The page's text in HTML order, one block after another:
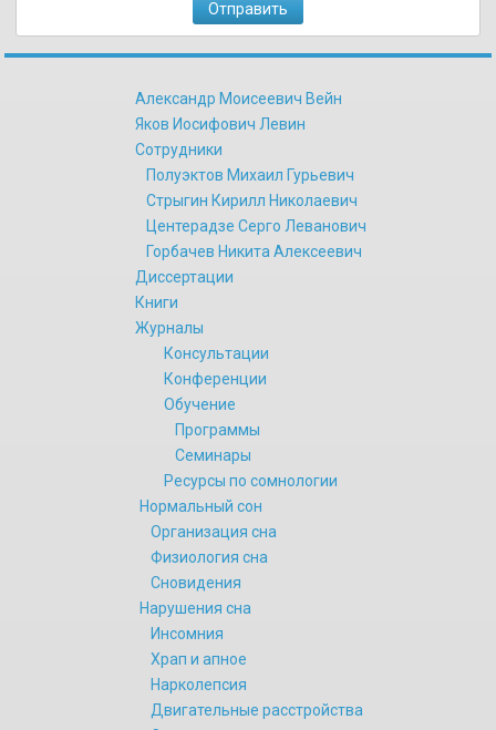
Александр Моисеевич Вейн
Яков Иосифович Левин
Сотрудники
Полуэктов Михаил Гурьевич
Стрыгин Кирилл Николаевич
Центерадзе Серго Леванович
Горбачев Никита Алексеевич
Диссертации
Книги
Журналы
Консультации
Конференции
Обучение
Программы
Семинары
Ресурсы по сомнологии
Нормальный сон
Организация сна
Физиология сна
Сновидения
Нарушения сна
Инсомния
Храп и апное
Нарколепсия
Двигательные расстройства